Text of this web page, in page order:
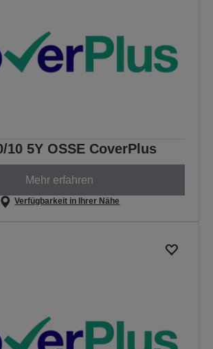
10 5Y OSSE CoverPlus
Mehr erfahren
Verfügbarkeit in Ihrer Nähe